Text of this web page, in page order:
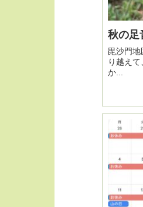
秋の足
毘沙門
り越え
か...